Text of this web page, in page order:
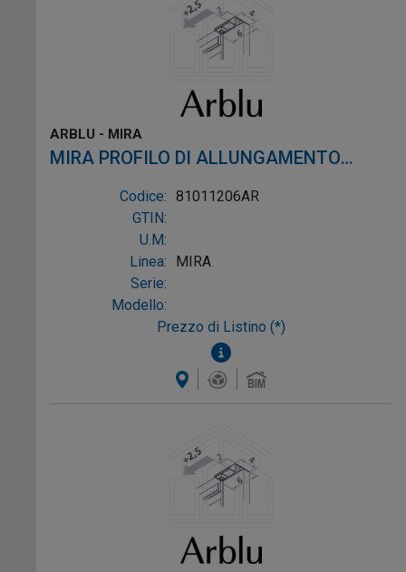
ARBLU - MIRA
MIRA PROFILO DI ALLUNGAMENTO
FORATO profilo laccato opaco alluminio
laccato opaco
Codice: 81011206AR
GTIN:
U.M:
Linea:
MIRA
Serie:
Modello:
Prezzo di Listino (*)